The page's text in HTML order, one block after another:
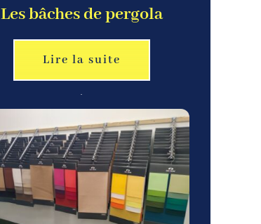
Les bâches de pergola
Lire la suite